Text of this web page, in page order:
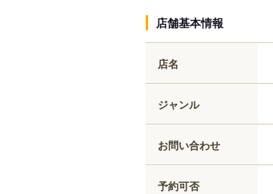
店舗基本情報
店名
ジャンル
お問い合わせ
予約可否